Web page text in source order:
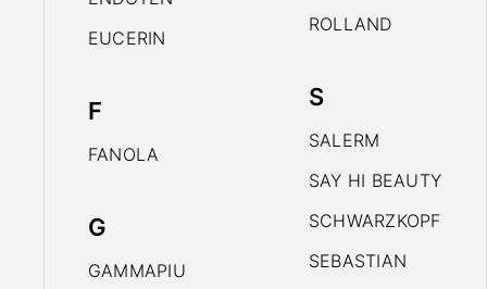
EUCERIN
F
FANOLA
G
GAMMAPIU
ROLLAND
S
SALERM
SAY HI BEAUTY
SCHWARZKOPF
SEBASTIAN